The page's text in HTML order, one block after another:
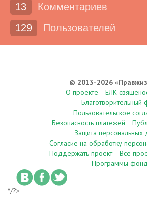
13
Комментариев
129
Пользователей
© 2013-2026
О проекте
ЕЛК
Благотворительный
Пользовательское
Безопасность платежей
Защита персональных
Согласие на обработку
Поддержать проект
Все
Программы
*/?>